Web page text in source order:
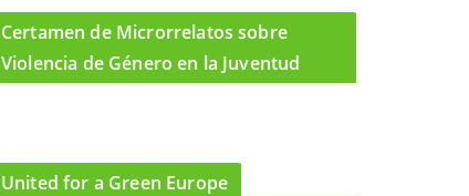
Certamen de Microrrelatos sobre
Violencia de Género en la Juventud
United for a Green Europe